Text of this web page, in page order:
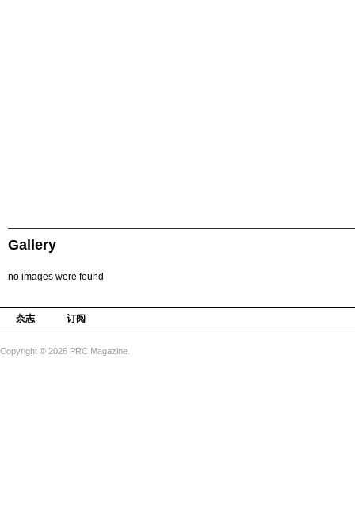
Gallery
no images were found
杂志 订阅
Copyright © 2026 PRC Magazine.